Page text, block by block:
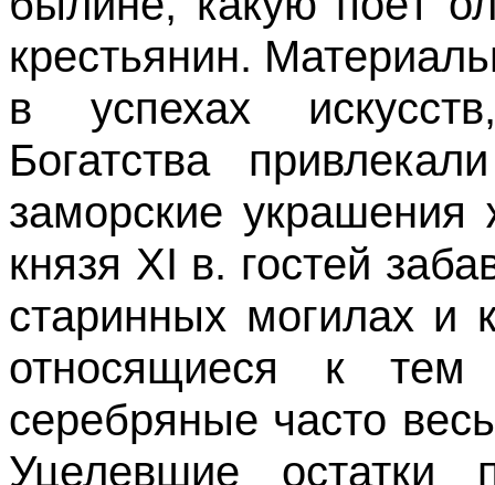
крестьянин.
в успехах
Богатства
заморские украшения
князя XI в. гостей
старинных могилах и
относящиеся к
серебряные часто
Уцелевшие